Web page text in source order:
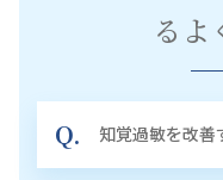
るよ
Q. 知覚過敏を改善